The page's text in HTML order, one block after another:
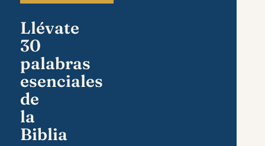
Llévate
30
palabras
esenciales
de
la
Biblia